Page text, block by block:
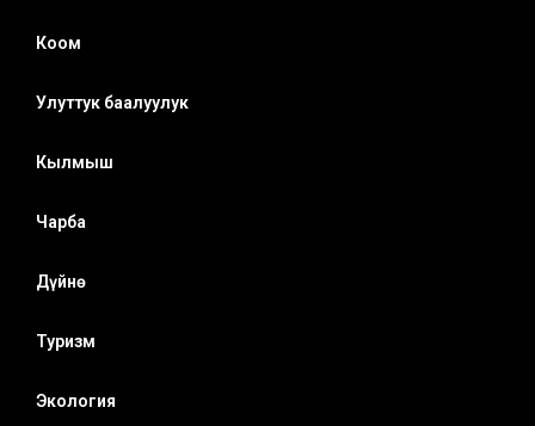
Коом
Улуттук баалуулук
Кылмыш
Чарба
Дүйнө
Туризм
Экология